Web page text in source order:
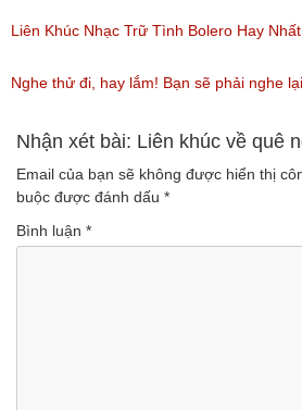
(Lượt nghe: 219)
Nhất / Tuyệt Đỉnh Bolero
(Lượt nghe: 99)
Liên Khúc Nhạc Trữ Tình Bolero Hay
Vàng Trữ Tình Hay Nhất 2018
(Lượt nghe: 75)
Nghe thử đi, hay lắm! Bạn sẽ phải nghe
Nhạc miền Tây đặc sắc
(Lượt nghe: 46)
Nhận xét bài: Liên khúc về quê
Email của bạn sẽ không được hiển thị
buộc được đánh dấu *
Bình luận *